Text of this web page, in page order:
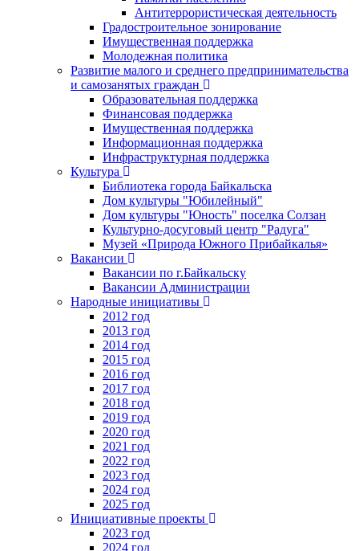
Антитеррористическая деятельность
Градостроительное зонирование
Имущественная поддержка
Молодежная политика
Развитие малого и среднего предпринимательства
и самозанятых граждан
Образовательная поддержка
Финансовая поддержка
Имущественная поддержка
Информационная поддержка
Инфраструктурная поддержка
Культура
Библиотека города Байкальска
Дом культуры "Юбилейный"
Дом культуры "Юность" поселка Солзан
Культурно-досуговый центр "Радуга"
Музей «Природа Южного Прибайкалья»
Вакансии
Вакансии по г.Байкальску
Вакансии Администрации
Народные инициативы
2012 год
2013 год
2014 год
2015 год
2016 год
2017 год
2018 год
2019 год
2020 год
2021 год
2022 год
2023 год
2024 год
2025 год
Инициативные проекты
2023 год
2024 год